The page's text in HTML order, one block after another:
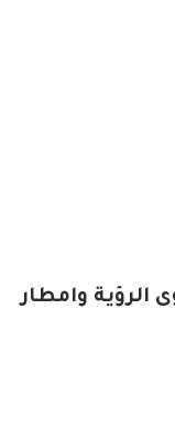
الرؤية وامطار